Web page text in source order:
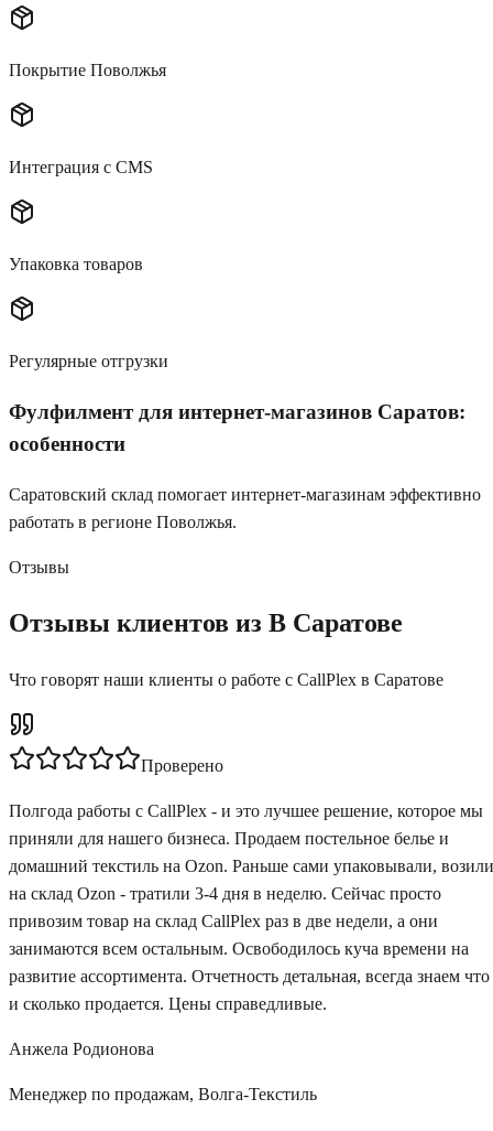
Покрытие Поволжья
Интеграция с CMS
Упаковка товаров
Регулярные отгрузки
Фулфилмент для интернет-магазинов Саратов:
особенности
Саратовский склад помогает интернет-магазинам эффективно
работать в регионе Поволжья.
Отзывы
Отзывы клиентов из В Саратове
Что говорят наши клиенты о работе с CallPlex в Саратове
Проверено
Полгода работы с CallPlex - и это лучшее решение, которое мы
приняли для нашего бизнеса. Продаем постельное белье и
домашний текстиль на Ozon. Раньше сами упаковывали, возили
на склад Ozon - тратили 3-4 дня в неделю. Сейчас просто
привозим товар на склад CallPlex раз в две недели, а они
занимаются всем остальным. Освободилось куча времени на
развитие ассортимента. Отчетность детальная, всегда знаем что
и сколько продается. Цены справедливые.
Анжела Родионова
Менеджер по продажам, Волга-Текстиль